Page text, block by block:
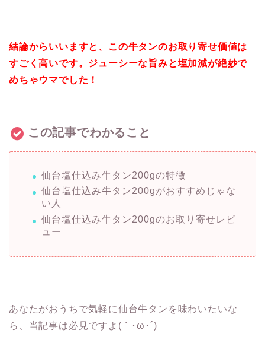
結論からいいますと、この牛タンのお取り寄せ価値は
すごく高いです。ジューシーな旨みと塩加減が絶妙で
めちゃウマでした！
この記事でわかること
仙台塩仕込み牛タン200gの特徴
仙台塩仕込み牛タン200gがおすすめじゃな
い人
仙台塩仕込み牛タン200gのお取り寄せレビ
ュー
あなたがおうちで気軽に仙台牛タンを味わいたいな
ら、当記事は必見ですよ(｀･ω･´)ゞ